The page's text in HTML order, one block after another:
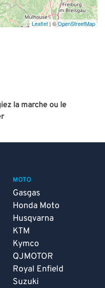
Leaflet | ©OpenStreetMap
la marche ou le
MOTO
Gasgas
Honda Moto
Husqvarna
KTM
Kymco
QJMOTOR
Royal Enfield
Suzuki